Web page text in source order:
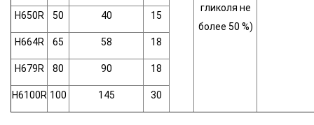
гликоля не
более 50 %)
H650R 50 40 15
H664R 65 58 18
H679R 80 90 18
H6100R 100 145 30